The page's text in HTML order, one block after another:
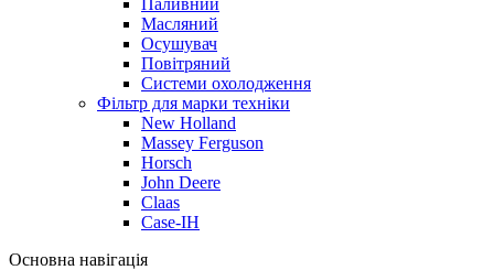
Масляний
Осушувач
Повітряний
Системи охолодження
Фільтр для марки техніки
New Holland
Massey Ferguson
Horsch
John Deere
Claas
Case-IH
Основна навігація